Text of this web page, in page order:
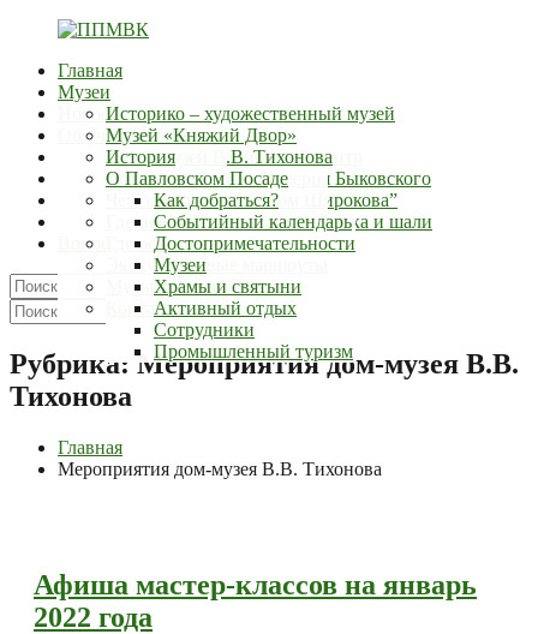
Перейти
содержимому
ППМВК
г.Павловский-
Посад
Главная
Музеи
Историко – художественный музей
Музей «Княжий Двор»
Дом – музей В.В. Тихонова
Музей космонавта Валерия Быковского
Выставочный зал “Дом Широкова”
Музей истории русского платка и шали
Новости
Об учреждении
История
Сотрудники
Наши награды
Туристский информационный центр
О Павловском Посаде
Как добраться?
Чем заняться?
Событийный календарь
Достопримечательности
Музеи
Храмы и святыни
Активный отдых
Фермы
Промышленный туризм
Где поесть?
Где остановиться?
Экскурсионные маршруты
Мультимедиа
Контакты
Сотрудники
Документы
Контакты
Услуги
Вопросы
Искать:
Поиск
Искать:
Поиск
Рубрика:Мероприятия дом-музея В.В.
Тихонова
Главная
Мероприятия дом-музея В.В. Тихонова
Афиша мастер-классов на январь
2022 года